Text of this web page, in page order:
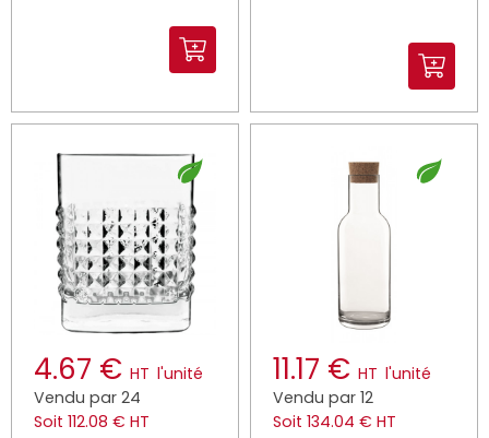
4.67 € HT l'unité
Vendu par 24
Soit 112.08 € HT
11.17 € HT l'unité
Vendu par 12
Soit 134.04 € HT